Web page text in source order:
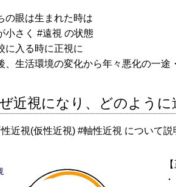
の眼は生まれた時は
小さく #遠視 の状態
に入る時に正視に
、生活環境の変化から年々悪化の一途
近視になり、どのように
近視(仮性近視) #軸性近視 について説
・